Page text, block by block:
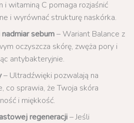
i witaminą C pomaga rozjaśnić
i wyrównać strukturę naskórka.
sebum– Wariant Balance z
oczyszcza skórę, zwęża pory i
antybakteryjnie.
– Ultradźwięki pozwalają na
co sprawia, że Twoja skóra
i miękkość.
regeneracji– Jeśli